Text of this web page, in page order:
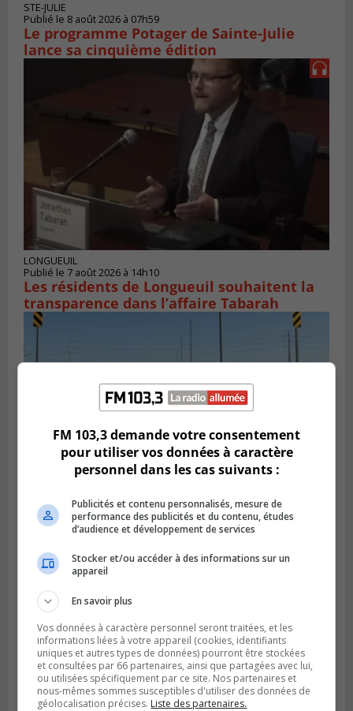
STE-JULIE
Publié le 8 août 2026 à 07h59
Le programme Potager de Sainte-Julie
lance sa cinquième édition
LONGUEUIL
Publié le 7 août 2026 à 14h10
Les résidents de Longueuil souhaitent la
transparence dans l’affaire Tabarah
BROSSARD
Publié le 6 août 2026 à 16h00
La piste cyclable de Brossard au pont S.-De
Champlain est ouverte
FM 103,3 demande votre consentement
pour utiliser vos données à caractère
personnel dans les cas suivants :
Publicités et contenu personnalisés, mesure de
performance des publicités et du contenu, études
d’audience et développement de services
Stocker et/ou accéder à des informations sur un
appareil
En savoir plus
Vos données à caractère personnel seront traitées, et les
informations liées à votre appareil (cookies, identifiants
uniques et autres types de données) pourront être stockées
et consultées par 66 partenaires, ainsi que partagées avec lui,
ou utilisées spécifiquement par ce site. Nos partenaires et
nous-mêmes sommes susceptibles d'utiliser des données de
géolocalisation précises. Liste des partenaires.